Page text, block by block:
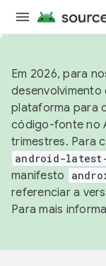
Em 2026, para
desenvolvimento
plataforma para
código-fonte no
trimestres. Para
android-
manifesto
referenciar a
Para mais